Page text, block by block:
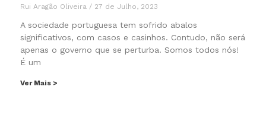
Rui Aragão Oliveira 27 de Julho, 2023
A sociedade portuguesa tem sofrido abalos
significativos, com casos e casinhos. Contudo, não será
apenas o governo que se perturba. Somos todos nós!
É um
Ver Mais >